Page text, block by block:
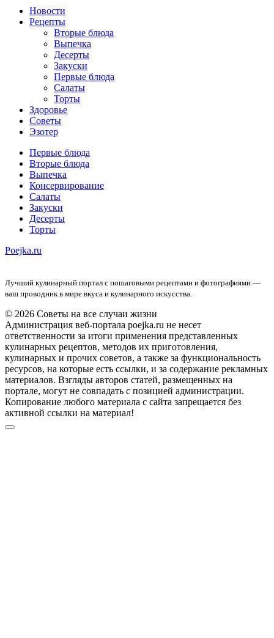
Новости
Рецепты
Вторые блюда
Выпечка
Десерты
Закуски
Первые блюда
Салаты
Торты
Здоровье
Советы
Эзотер
Первые блюда
Вторые блюда
Выпечка
Консервирование
Салаты
Закуски
Десерты
Торты
Poejka.ru
Лучший кулинарный портал с пошаговыми рецептами и фотографиями —
ваш проводник в мире вкуса и кулинарного искусства.
© 2026 Советы на все случаи жизни
Администрация веб-портала poejka.ru не несет
ответственности за итоги применения представленных
кулинарных рецептов, методов их приготовления,
кулинарных и прочих советов, а также за функциональность
ресурсов, на которые есть ссылки, и за содержание рекламных
материалов. Взгляды авторов статей, размещенных на
портале, могут не совпадать с позицией администрации.
Копирование любого материала с сайта запрещается без
активной ссылки на материал!